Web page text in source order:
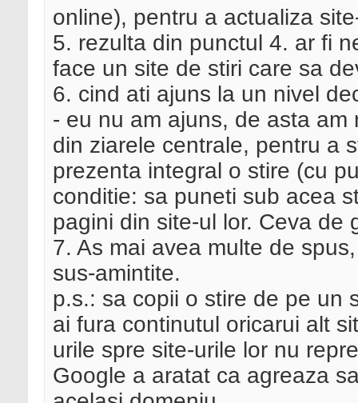
online), pentru a actualiza
5. rezulta din punctul 4. ar fi
face un site de stiri care sa
6. cind ati ajuns la un nivel
- eu nu am ajuns, de asta
din ziarele centrale, pentru a
prezenta integral o stire (cu
conditie: sa puneti sub acea
pagini din site-ul lor. Ceva de
7. As mai avea multe de
sus-amintite.
p.s.: sa copii o stire de pe un
ai fura continutul oricarui alt
urile spre site-urile lor nu
Google a aratat ca agreaza